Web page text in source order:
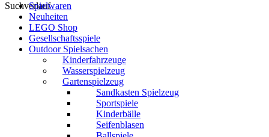
SuchverlaufSpielwaren
Neuheiten
LEGO Shop
Gesellschaftsspiele
Outdoor Spielsachen
Kinderfahrzeuge
Wasserspielzeug
Gartenspielzeug
Sandkasten Spielzeug
Sportspiele
Kinderbälle
Seifenblasen